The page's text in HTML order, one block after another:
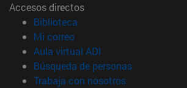
Accesos directos
Biblioteca
Mi correo(abre en nueva ventana)
Aula virtual ADI
Búsqueda de personas(abre en
Trabaja con nosotros(abre en